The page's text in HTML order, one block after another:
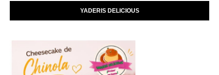
YADERIS DELICIOUS